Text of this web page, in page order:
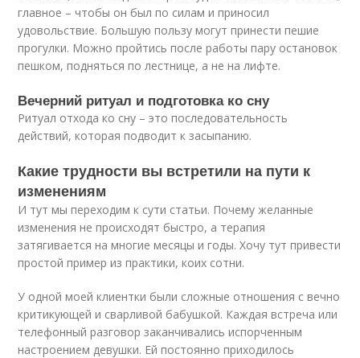
главное – чтобы он был по силам и приносил
удовольствие. Большую пользу могут принести пешие
прогулки. Можно пройтись после работы пару остановок
пешком, подняться по лестнице, а не на лифте.
Вечерний ритуал и подготовка ко сну
Ритуал отхода ко сну – это последовательность
действий, которая подводит к засыпанию.
Какие трудности вы встретили на пути к
изменениям
И тут мы переходим к сути статьи. Почему желанные
изменения не происходят быстро, а терапия
затягивается на многие месяцы и годы. Хочу тут привести
простой пример из практики, коих сотни.
У одной моей клиентки были сложные отношения с вечно
критикующей и сварливой бабушкой. Каждая встреча или
телефонный разговор заканчивались испорченным
настроением девушки. Ей постоянно приходилось